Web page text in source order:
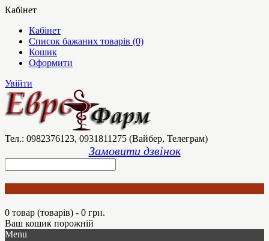
Кабінет
Кабінет
Список бажаних товарів (0)
Кошик
Оформити
Увійти
Тел.: 0982376123, 0931811275 (Вайбер, Телеграм)
Замовити дзвінок
0 товар (товарів) - 0 грн.
Ваш кошик порожній
Menu